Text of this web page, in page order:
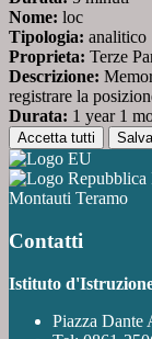
Nome: loc
Tipologia: analitico
Proprieta: Terze
Descrizione:
registrare la
Durata: 1 year 1
Accetta tutti
Montauti Teramo
Contatti
Istituto
Piazza Dante